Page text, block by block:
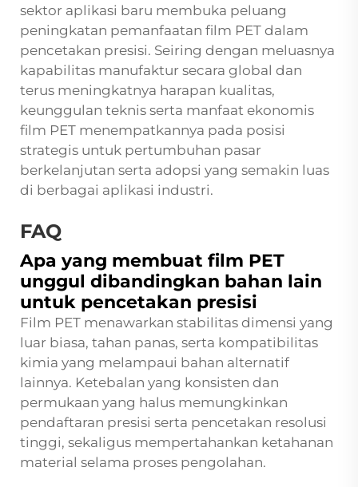
sektor aplikasi baru membuka peluang
peningkatan pemanfaatan film PET dalam
pencetakan presisi. Seiring dengan meluasnya
kapabilitas manufaktur secara global dan
terus meningkatnya harapan kualitas,
keunggulan teknis serta manfaat ekonomis
film PET menempatkannya pada posisi
strategis untuk pertumbuhan pasar
berkelanjutan serta adopsi yang semakin luas
di berbagai aplikasi industri.
FAQ
Apa yang membuat film PET
unggul dibandingkan bahan lain
untuk pencetakan presisi
Film PET menawarkan stabilitas dimensi yang
luar biasa, tahan panas, serta kompatibilitas
kimia yang melampaui bahan alternatif
lainnya. Ketebalan yang konsisten dan
permukaan yang halus memungkinkan
pendaftaran presisi serta pencetakan resolusi
tinggi, sekaligus mempertahankan ketahanan
material selama proses pengolahan.